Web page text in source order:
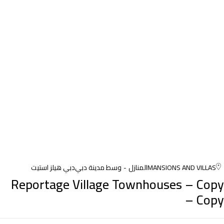
MANSIONS AND VILLASالمنازل وسط مدينة دبيدبي هيلز استيت
Reportage Village Townhouses – Copy
– Copy